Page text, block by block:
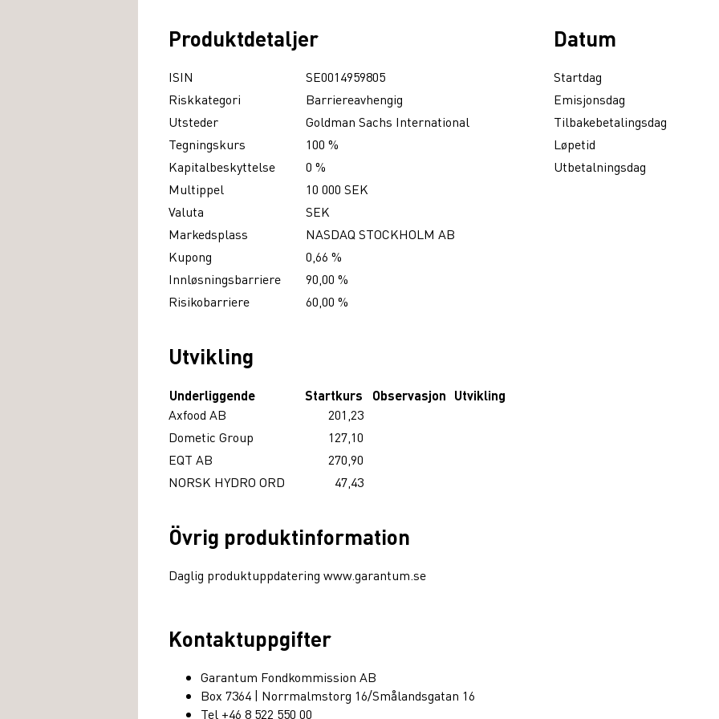
Produktdetaljer
ISIN
SE0014959805
Riskkategori
Barriereavhengig
Utsteder
Goldman Sachs International
Tegningskurs
100 %
Kapitalbeskyttelse
0 %
Multippel
10 000 SEK
Valuta
SEK
Markedsplass
NASDAQ STOCKHOLM AB
Kupong
0,66 %
Innløsningsbarriere
90,00 %
Risikobarriere
60,00 %
Datum
Startdag
Emisjonsdag
Tilbakebetalingsdag
Løpetid
Utbetalningsdag
Utvikling
Underliggende Startkurs Observasjon Utvikling
Axfood AB
201,23
Dometic Group
127,10
EQT AB
270,90
NORSK HYDRO ORD
47,43
Övrig produktinformation
Daglig produktuppdatering www.garantum.se
Kontaktuppgifter
Garantum Fondkommission AB
Box 7364 | Norrmalmstorg 16/Smålandsgatan 16
Tel +46 8 522 550 00